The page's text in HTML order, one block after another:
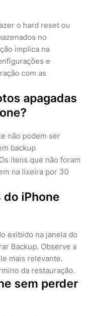
o hard reset ou
no
implica na
e
com as
apagadas
não podem ser
backup
itens que não foram
na lixeira por 30
iPhone
exibido na janela do
Backup. Observe a
mais relevante.
da restauração.
sem perder